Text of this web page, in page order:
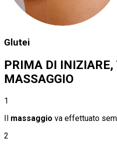
Glutei
PRIMA DI INIZIARE,
MASSAGGIO
1
Il massaggio va effettuato
2